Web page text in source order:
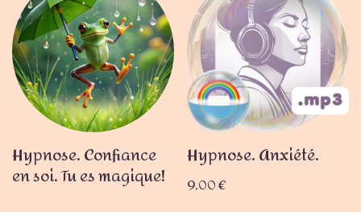
Hypnose. Confiance
en soi. Tu es magique!
Hypnose. Anxiété.
9,00€